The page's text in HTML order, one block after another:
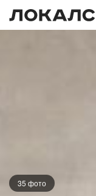
35 фото